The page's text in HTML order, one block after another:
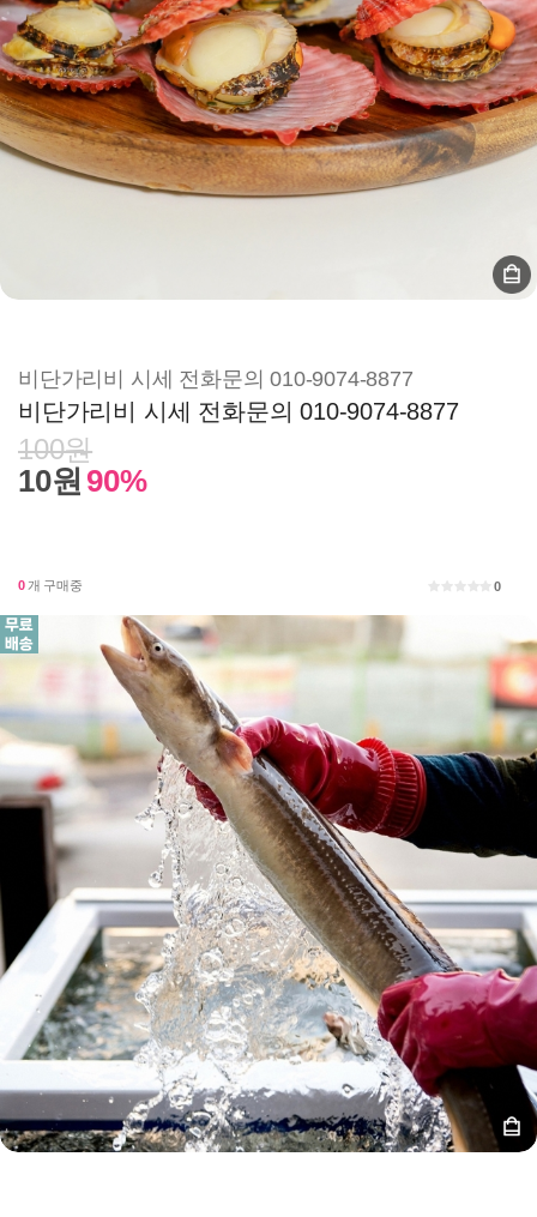
비단가리비 시세 전화문의 010-9074-8877
비단가리비 시세 전화문의 010-9074-8877
100원
10원 90%
0 개 구매중 0